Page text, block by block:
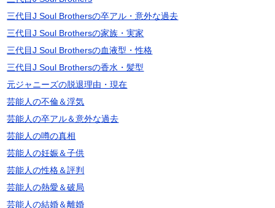
三代目J Soul Brothersの卒アル・意外な過去
三代目J Soul Brothersの家族・実家
三代目J Soul Brothersの血液型・性格
三代目J Soul Brothersの香水・髪型
元ジャニーズの脱退理由・現在
芸能人の不倫＆浮気
芸能人の卒アル＆意外な過去
芸能人の噂の真相
芸能人の妊娠＆子供
芸能人の性格＆評判
芸能人の熱愛＆破局
芸能人の結婚＆離婚